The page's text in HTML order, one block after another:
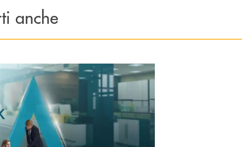
anche